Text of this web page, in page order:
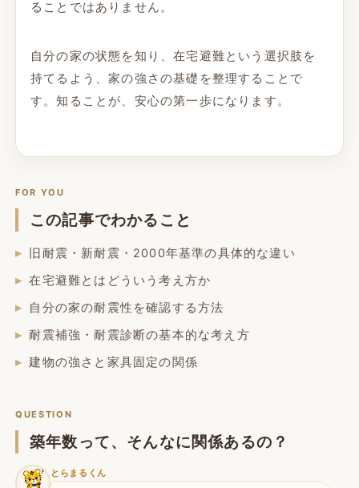
ることではありません。
自分の家の状態を知り、在宅避難という選択肢を
持てるよう、家の強さの基礎を整理することで
す。知ることが、安心の第一歩になります。
FOR YOU
この記事でわかること
旧耐震・新耐震・2000年基準の具体的な違い
在宅避難とはどういう考え方か
自分の家の耐震性を確認する方法
耐震補強・耐震診断の基本的な考え方
建物の強さと家具固定の関係
QUESTION
築年数って、そんなに関係あるの？
とらまるくん